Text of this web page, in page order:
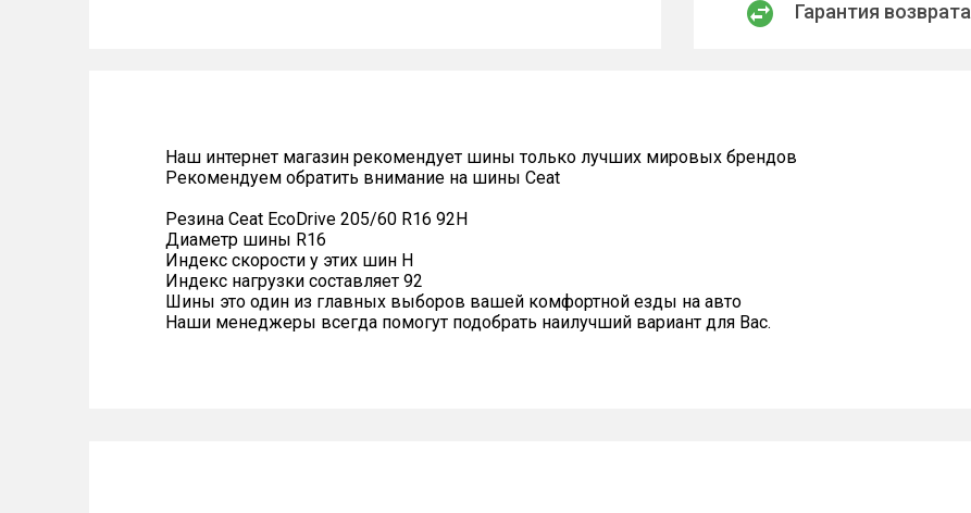
Гарантия возврата
Наш интернет магазин рекомендует шины только лучших мировых брендов
Рекомендуем обратить внимание на шины Ceat
Резина Ceat EcoDrive 205/60 R16 92H
Диаметр шины R16
Индекс скорости у этих шин H
Индекс нагрузки составляет 92
Шины это один из главных выборов вашей комфортной езды на авто
Наши менеджеры всегда помогут подобрать наилучший вариант для Вас.